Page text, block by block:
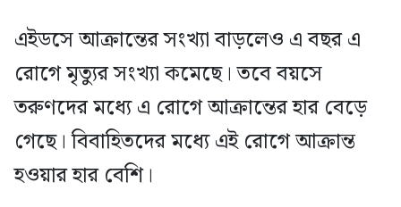
এইডসে আক্রান্তের সংখ্যা বাড়লেও এ বছর এ
রোগে মৃত্যুর সংখ্যা কমেছে। তবে বয়সে
তরুণদের মধ্যে এ রোগে আক্রান্তের হার বেড়ে
গেছে। বিবাহিতদের মধ্যে এই রোগে আক্রান্ত
হওয়ার হার বেশি।